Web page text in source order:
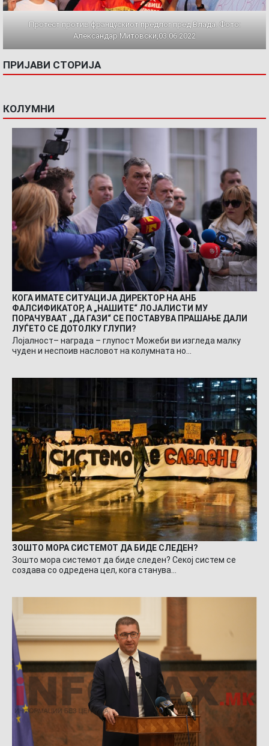
Протест против францускиот предлог пред Влада. Фото:
Александар Митовски,03.06.2022
ПРИЈАВИ СТОРИЈА
КОЛУМНИ
КОГА ИМАТЕ СИТУАЦИЈА ДИРЕКТОР НА АНБ
ФАЛСИФИКАТОР, А „НАШИТЕ“ ЛОЈАЛИСТИ МУ
ПОРАЧУВААТ „ДА ГАЗИ“ СЕ ПОСТАВУВА ПРАШАЊЕ ДАЛИ
ЛУЃЕТО СЕ ДОТОЛКУ ГЛУПИ?
Лојалност– награда – глупост Можеби ви изгледа малку
чуден и неспоив насловот на колумната но…
ЗОШТО МОРА СИСТЕМОТ ДА БИДЕ СЛЕДЕН?
Зошто мора системот да биде следен? Секој систем се
создава со одредена цел, кога станува…